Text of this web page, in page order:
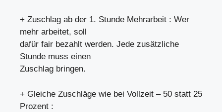
+ Zuschlag ab der 1. Stunde Mehrarbeit : Wer
mehr arbeitet, soll
dafür fair bezahlt werden. Jede zusätzliche
Stunde muss einen
Zuschlag bringen.
+ Gleiche Zuschläge wie bei Vollzeit – 50 statt 25
Prozent :